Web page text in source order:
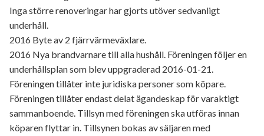
Inga större renoveringar har gjorts utöver sedvanligt
underhåll.
2016 Byte av 2 fjärrvärmeväxlare.
2016 Nya brandvarnare till alla hushåll. Föreningen följer en
underhållsplan som blev uppgraderad 2016-01-21.
Föreningen tillåter inte juridiska personer som köpare.
Föreningen tillåter endast delat ägandeskap för varaktigt
sammanboende. Tillsyn med föreningen ska utföras innan
köparen flyttar in. Tillsynen bokas av säljaren med